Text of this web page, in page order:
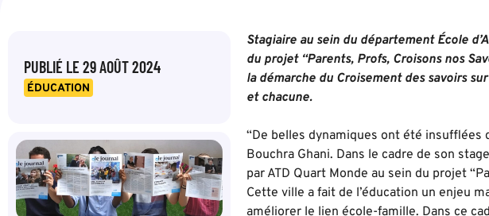
PUBLIÉ LE 29 AOÛT 2024
ÉDUCATION
Stagiaire au sein du département École
du projet “Parents, Profs, Croisons nos
la démarche du Croisement des savoirs
et chacune.
“De belles dynamiques ont été insufflées
Bouchra Ghani. Dans le cadre de son
par ATD Quart Monde au sein du projet
Cette ville a fait de l’éducation un enjeu
améliorer le lien école-famille. Dans ce